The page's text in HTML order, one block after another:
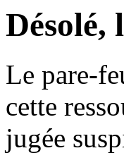
Désolé,
Le pare-
cette
jugée